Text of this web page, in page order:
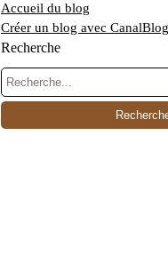
Accueil du blog
Créer un blog avec CanalBlog
Recherche